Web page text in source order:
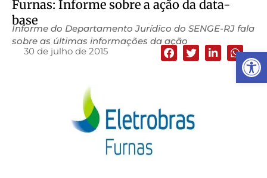
Abrir
Furnas: Informe sobre a ação da data-
base
Informe do Departamento Jurídico do SENGE-RJ fala
sobre as últimas informações da ação
30 de julho de 2015